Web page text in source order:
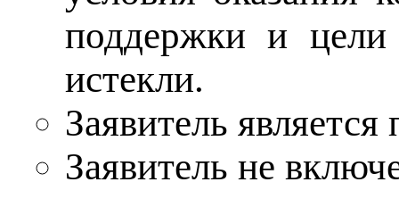
поддержки и цели
истекли.
Заявитель
Заявитель не